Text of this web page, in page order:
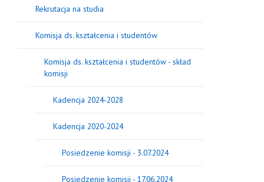
Rekrutacja na studia
Komisja ds. kształcenia i studentów
Komisja ds. kształcenia i studentów - skład
komisji
Kadencja 2024-2028
Kadencja 2020-2024
Posiedzenie komisji - 3.07.2024
Posiedzenie komisji - 17.06.2024